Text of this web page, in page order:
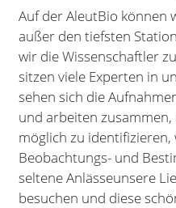
Auf der AleutBio können
außer den tiefsten
wir die Wissenschaftler
sitzen viele Experten in
sehen sich die
und arbeiten
möglich zu identifizieren,
Beobachtungs- und
seltene Anlässeunsere
besuchen und diese